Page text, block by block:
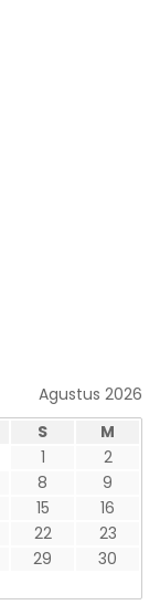
Agustus 2026
S
M
1
2
8
9
15
16
22
23
29
30